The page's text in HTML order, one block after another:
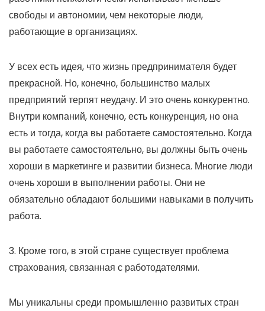
свободы и автономии, чем некоторые люди,
работающие в организациях.
У всех есть идея, что жизнь предпринимателя будет
прекрасной. Но, конечно, большинство малых
предприятий терпят неудачу. И это очень конкурентно.
Внутри компаний, конечно, есть конкуренция, но она
есть и тогда, когда вы работаете самостоятельно. Когда
вы работаете самостоятельно, вы должны быть очень
хороши в маркетинге и развитии бизнеса. Многие люди
очень хороши в выполнении работы. Они не
обязательно обладают большими навыками в получить
работа.
3. Кроме того, в этой стране существует проблема
страхования, связанная с работодателями.
Мы уникальны среди промышленно развитых стран